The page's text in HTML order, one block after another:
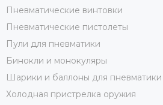
Пневматические винтовки
Пневматические пистолеты
Пули для пневматики
Бинокли и монокуляры
Шарики и баллоны для пневматики
Холодная пристрелка оружия